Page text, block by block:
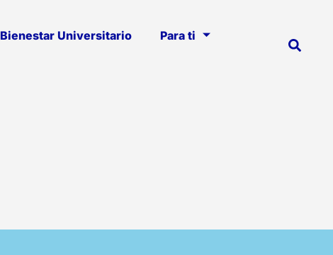
Bienestar Universitario Para ti